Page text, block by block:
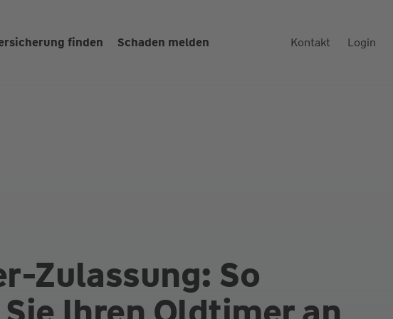
finden Schaden melden Kontakt Login
Zulassung: So